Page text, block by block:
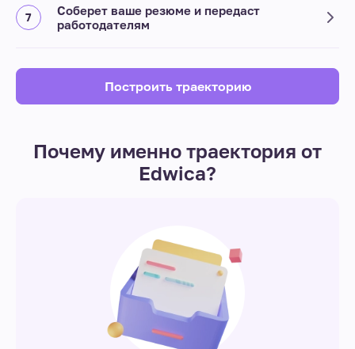
Соберет ваше резюме и передаст
работодателям
Построить траекторию
Почему именно траектория от
Edwica?